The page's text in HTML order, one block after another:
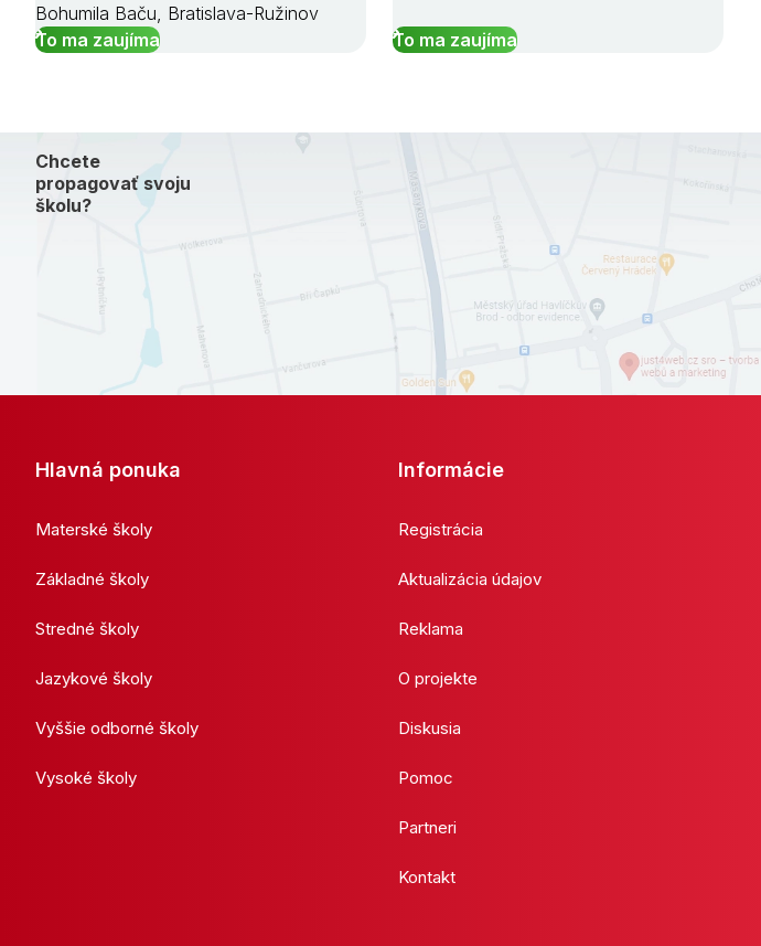
Bohumila Baču, Bratislava-Ružinov
To ma zaujíma
To ma zaujíma
Chcete
propagovať svoju
školu?
Hlavná ponuka
Materské školy
Základné školy
Stredné školy
Jazykové školy
Vyššie odborné školy
Vysoké školy
Informácie
Registrácia
Aktualizácia údajov
Reklama
O projekte
Diskusia
Pomoc
Partneri
Kontakt